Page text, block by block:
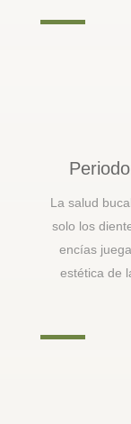
La salud
solo los
encías
estética de